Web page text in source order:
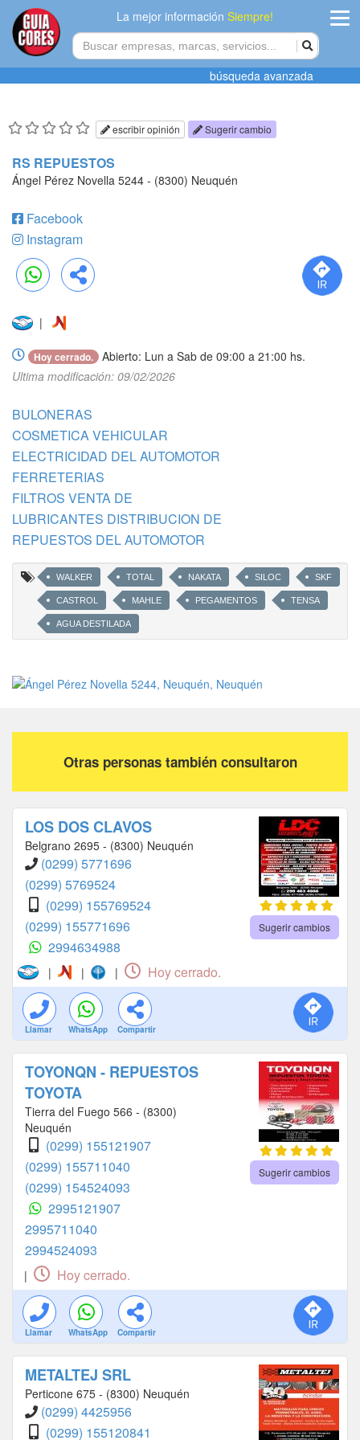
La mejor informaciónSiempre!
Agregar
Tiendacores
búsqueda avanzada
escribir opinión Sugerir cambio
RS REPUESTOS
Ángel Pérez Novella 5244 - (8300) Neuquén
Facebook
Instagram
WhatsApp Compartir
|
Hoy cerrado.
Abierto: Lun a Sab de 09:00 a 21:00 hs.
Ultima modificación: 09/02/2026
BULONERAS
COSMETICA VEHICULAR
ELECTRICIDAD DEL AUTOMOTOR
FERRETERIAS
FILTROS VENTA DE
LUBRICANTES DISTRIBUCION DE
REPUESTOS DEL AUTOMOTOR
WALKER TOTAL NAKATA SILOC SKF
CASTROL MAHLE PEGAMENTOS TENSA
AGUA DESTILADA
Otras personas también consultaron
LOS DOS CLAVOS
Belgrano 2695 - (8300) Neuquén
(0299) 5771696
(0299) 5769524
(0299) 155769524
(0299) 155771696
2994634988
Sugerir cambios
| | | Hoy cerrado.
Llamar WhatsApp Compartir
TOYONQN - REPUESTOS
TOYOTA
Tierra del Fuego 566 - (8300)
Neuquén
(0299) 155121907
(0299) 155711040
(0299) 154524093
2995121907
2995711040
2994524093
Sugerir cambios
| Hoy cerrado.
Llamar WhatsApp Compartir
METALTEJ SRL
Perticone 675 - (8300) Neuquén
(0299) 4425956
(0299) 155120841